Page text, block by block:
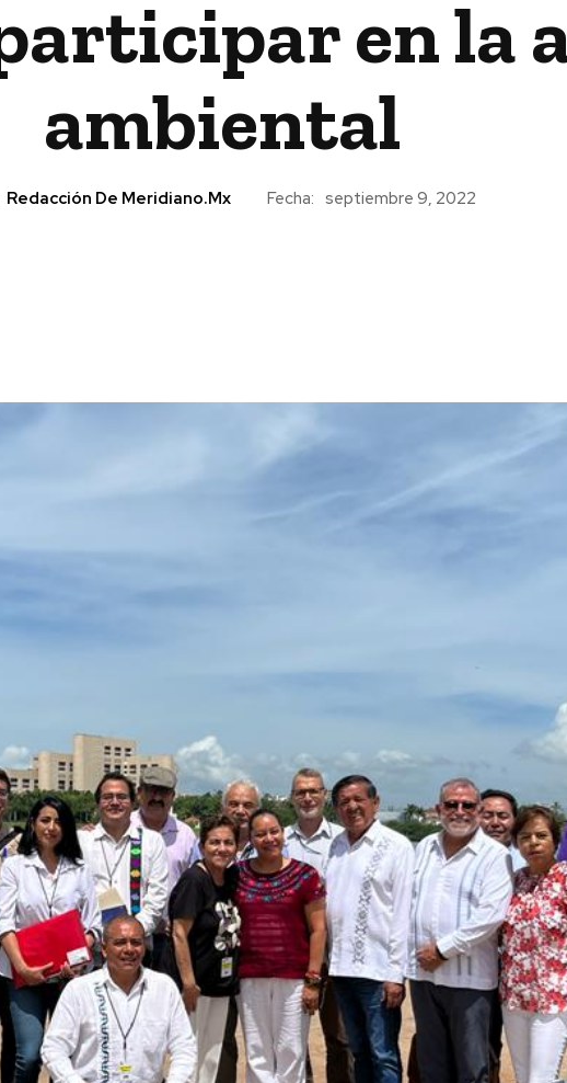
en la
ambiental
Redacción De Meridiano.mx Fecha: septiembre 9, 2022